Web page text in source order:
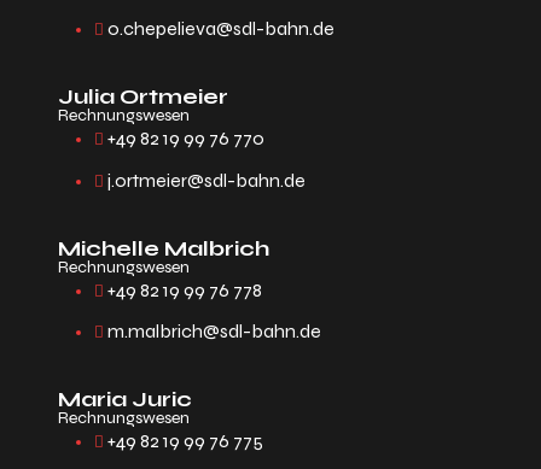
o.chepelieva@sdl-bahn.de
Julia Ortmeier
Rechnungswesen
+49 82 19 99 76 770
j.ortmeier@sdl-bahn.de
Michelle Malbrich
Rechnungswesen
+49 82 19 99 76 778
m.malbrich@sdl-bahn.de
Maria Juric
Rechnungswesen
+49 82 19 99 76 775